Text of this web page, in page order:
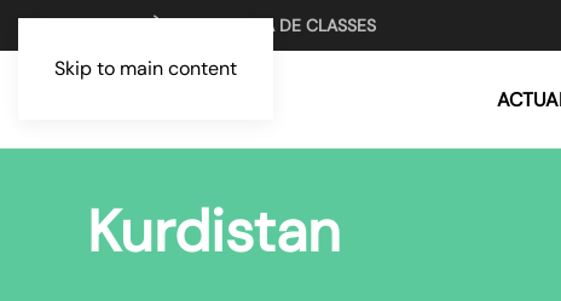
Skip to main content
UN MITJÀ PER LA LLUITA DE CLASSES
Kurdistan